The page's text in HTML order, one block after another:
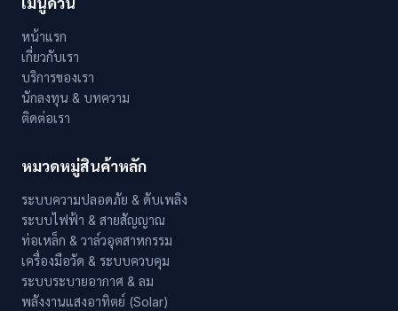
หน้าแรก
เกี่ยวกับเรา
บริการของเรา
นักลงทุน & บทความ
ติดต่อเรา
หมวดหมู่สินค้าหลัก
ระบบความปลอดภัย & ดับเพลิง
ระบบไฟฟ้า & สายสัญญาณ
ท่อเหล็ก & วาล์วอุตสาหกรรม
เครื่องมือวัด & ระบบควบคุม
ระบบระบายอากาศ & ลม
พลังงานแสงอาทิตย์ (Solar)